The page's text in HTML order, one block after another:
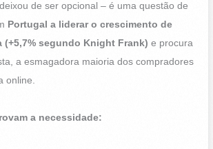
deixou de ser opcional – é uma questão de
Portugal a liderar o crescimento de
(+5,7% segundo Knight Frank) e procura
a esmagadora maioria dos compradores
online.
a necessidade: